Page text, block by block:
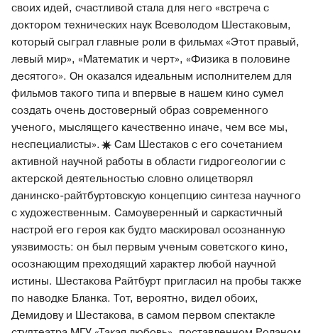
своих идей, счастливой стала для него «встреча с
доктором технических наук Всеволодом Шестаковым,
который сыграл главные роли в фильмах «Этот правый,
левый мир», «Математик и черт», «Физика в половине
десятого». Он оказался идеальным исполнителем для
фильмов такого типа и впервые в нашем кино сумел
создать очень достоверный образ современного
ученого, мыслящего качественно иначе, чем все мы,
неспециалисты».
Сам Шестаков с его сочетанием
активной научной работы в области гидрогеологии с
актерской деятельностью словно олицетворял
данинско-райтбуртовскую концепцию синтеза научного
с художественным. Самоуверенный и саркастичный
настрой его героя как будто маскировал осознанную
уязвимость: он был первым ученым советского кино,
осознающим преходящий характер любой научной
истины. Шестакова Райтбурт пригласил на пробы также
по наводке Бланка. Тот, вероятно, видел обоих,
Демидову и Шестакова, в самом первом спектакле